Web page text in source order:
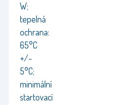
W;
tepelná
ochrana:
65°C
+/-
5°C;
minimální
startovací